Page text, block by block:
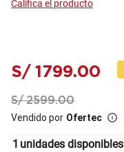
S/ 1799.00
S/ 2599.00
Vendido por Ofertec
1 unidades disponibles